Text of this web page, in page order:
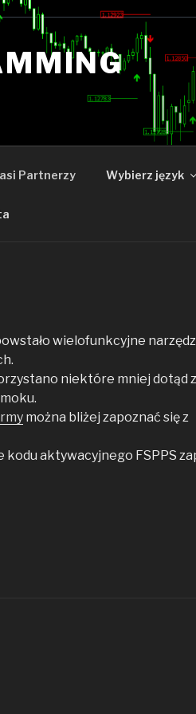
Partnerzy Wybierz język
wielofunkcyjne
niektóre mniej dotąd
można bliżej zapoznać się z
kodu aktywacyjnego FSPPS